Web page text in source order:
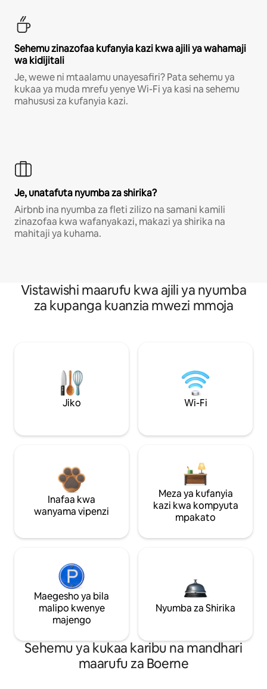
Sehemu zinazofaa kufanyia kazi kwa ajili ya wahamaji
wa kidijitali
Je, wewe ni mtaalamu unayesafiri? Pata sehemu ya
kukaa ya muda mrefu yenye Wi-Fi ya kasi na sehemu
mahususi za kufanyia kazi.
Je, unatafuta nyumba za shirika?
Airbnb ina nyumba za fleti zilizo na samani kamili
zinazofaa kwa wafanyakazi, makazi ya shirika na
mahitaji ya kuhama.
Vistawishi maarufu kwa ajili ya nyumba
za kupanga kuanzia mwezi mmoja
Jiko Wi-Fi
Inafaa kwa
wanyama vipenzi
Meza ya kufanyia
kazi kwa kompyuta
mpakato
Maegesho ya bila
malipo kwenye
majengo
Nyumba za Shirika
Sehemu ya kukaa karibu na mandhari
maarufu za Boerne